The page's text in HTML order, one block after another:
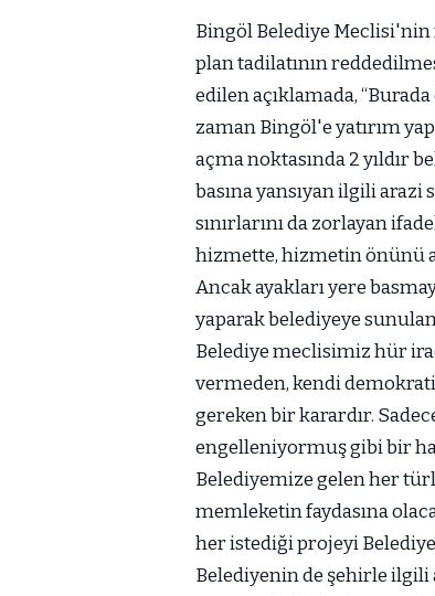
Bingöl Belediye Meclisi'nin
plan tadilatının
edilen açıklamada,
zaman Bingöl'e yatırım
açma noktasında 2 yıldır
basına yansıyan ilgili
sınırlarını da zorlayan
hizmette, hizmetin önünü
Ancak ayakları yere
yaparak belediyeye
Belediye meclisimiz hür
vermeden, kendi
gereken bir karardır.
engelleniyormuş gibi bir
Belediyemize gelen her
memleketin faydasına
her istediği projeyi
Belediyenin de şehirle ilgili